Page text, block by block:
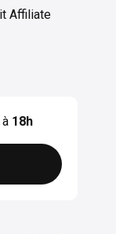
Affiliate
18h